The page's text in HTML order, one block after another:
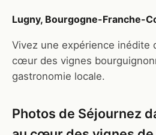
Lugny, Bourgogne-Franche-
Vivez une expérience inédite
cœur des vignes
gastronomie locale.
Photos de Séjournez